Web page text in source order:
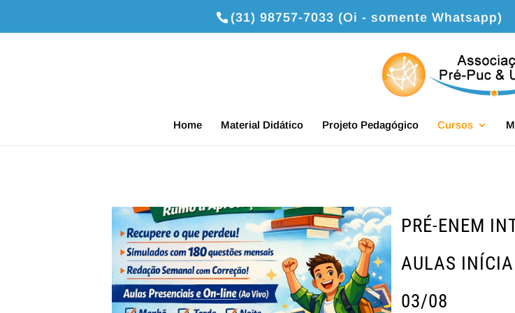
(31) 98757-7033 (Oi - somente Whatsapp)
Home Material Didático Projeto Pedagógico Cursos
PRÉ-ENEM
AULAS
03/08